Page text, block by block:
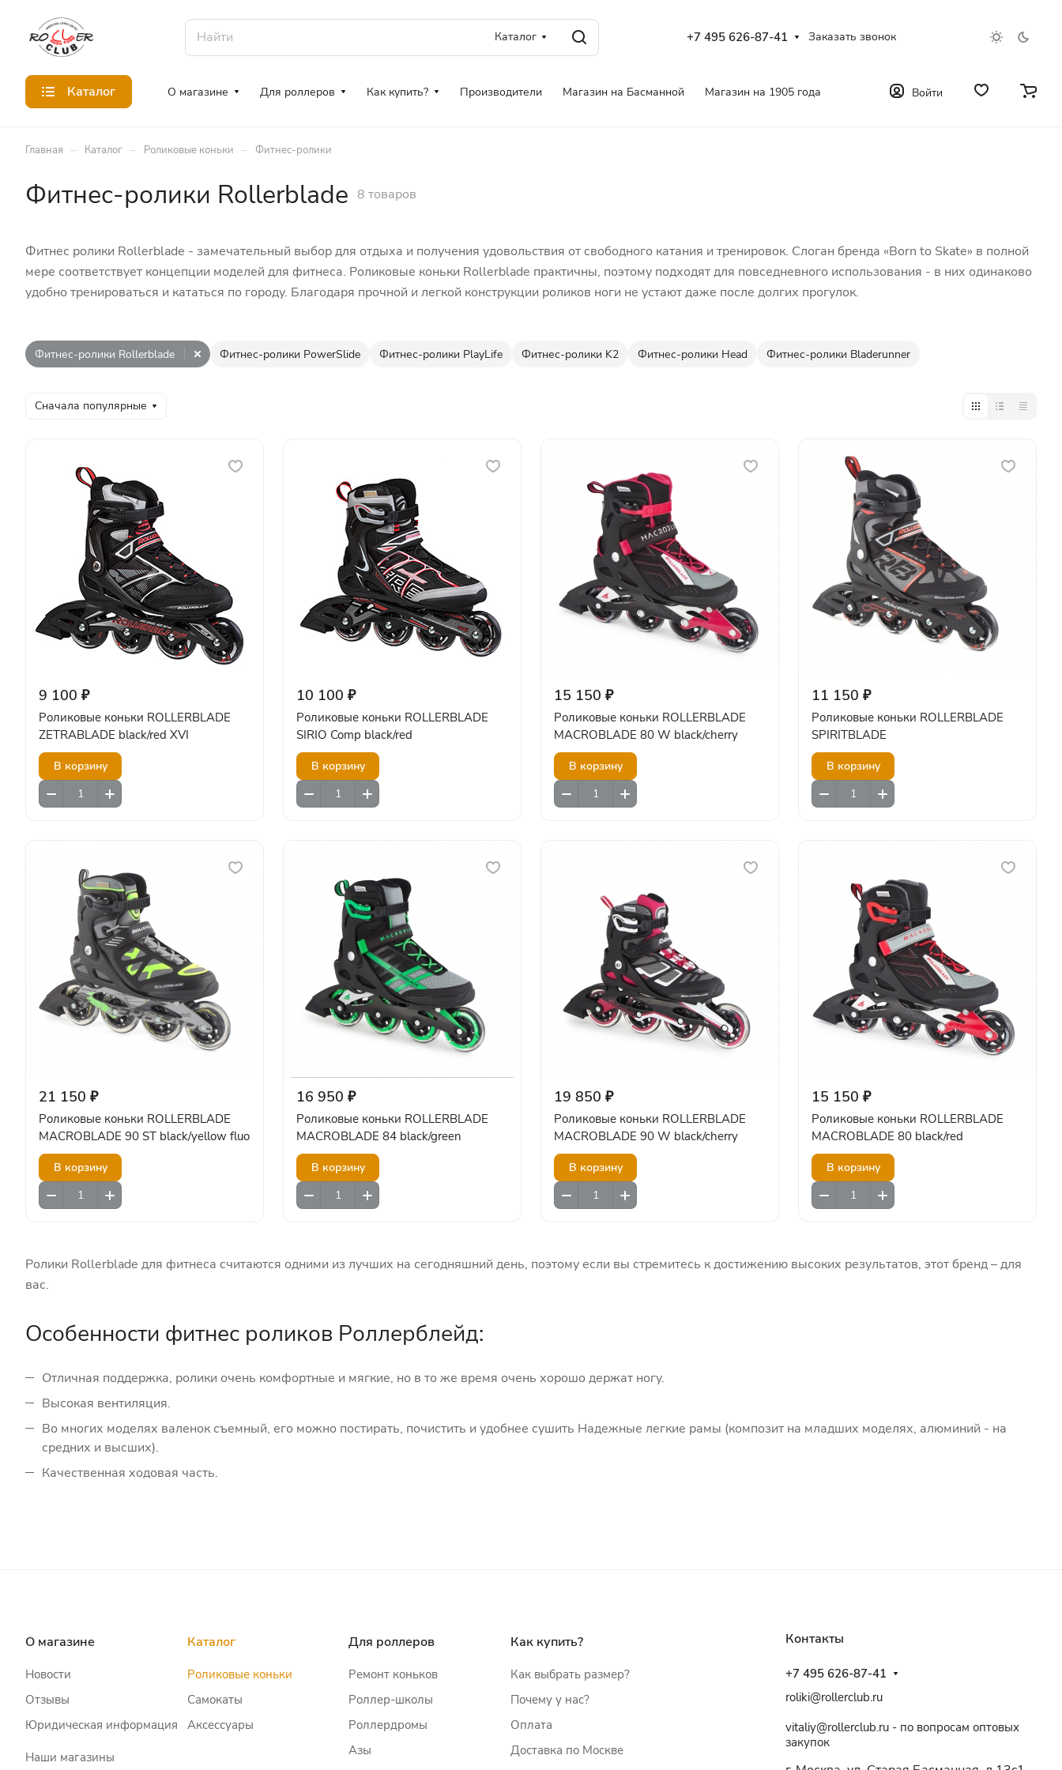
Каталог +7 495 626-87-41 Заказать звонок
Каталог О магазине Для роллеров Как купить? Производители Магазин на Басманной Магазин на 1905 года Войти
Главная – Каталог – Роликовые коньки – Фитнес-ролики
Фитнес-ролики Rollerblade 8 товаров
Фитнес ролики Rollerblade - замечательный выбор для отдыха и получения удовольствия от свободного катания и тренировок. Слоган бренда «Born to Skate» в полной
мере соответствует концепции моделей для фитнеса. Роликовые коньки Rollerblade практичны, поэтому подходят для повседневного использования - в них одинаково
удобно тренироваться и кататься по городу. Благодаря прочной и легкой конструкции роликов ноги не устают даже после долгих прогулок.
Фитнес-ролики Rollerblade Фитнес-ролики PowerSlide Фитнес-ролики PlayLife Фитнес-ролики K2 Фитнес-ролики Head Фитнес-ролики Bladerunner
Сначала популярные
9 100 ₽
Роликовые коньки ROLLERBLADE
ZETRABLADE black/red XVI
В корзину
10 100 ₽
Роликовые коньки ROLLERBLADE
SIRIO Comp black/red
В корзину
15 150 ₽
Роликовые коньки ROLLERBLADE
MACROBLADE 80 W black/cherry
В корзину
11 150 ₽
Роликовые коньки ROLLERBLADE
SPIRITBLADE
В корзину
21 150 ₽
Роликовые коньки ROLLERBLADE
MACROBLADE 90 ST black/yellow fluo
В корзину
16 950 ₽
Роликовые коньки ROLLERBLADE
MACROBLADE 84 black/green
В корзину
19 850 ₽
Роликовые коньки ROLLERBLADE
MACROBLADE 90 W black/cherry
В корзину
15 150 ₽
Роликовые коньки ROLLERBLADE
MACROBLADE 80 black/red
В корзину
Ролики Rollerblade для фитнеса считаются одними из лучших на сегодняшний день, поэтому если вы стремитесь к достижению высоких результатов, этот бренд – для
вас.
Особенности фитнес роликов Роллерблейд:
Отличная поддержка, ролики очень комфортные и мягкие, но в то же время очень хорошо держат ногу.
Высокая вентиляция.
Во многих моделях валенок съемный, его можно постирать, почистить и удобнее сушить Надежные легкие рамы (композит на младших моделях, алюминий - на
средних и высших).
Качественная ходовая часть.
О магазине
Новости
Отзывы
Юридическая информация
Наши магазины
Каталог
Роликовые коньки
Самокаты
Аксессуары
Для роллеров
Ремонт коньков
Роллер-школы
Роллердромы
Азы
Как купить?
Как выбрать размер?
Почему у нас?
Оплата
Доставка по Москве
Контакты
+7 495 626-87-41
roliki@rollerclub.ru
vitaliy@rollerclub.ru - по вопросам оптовых
закупок